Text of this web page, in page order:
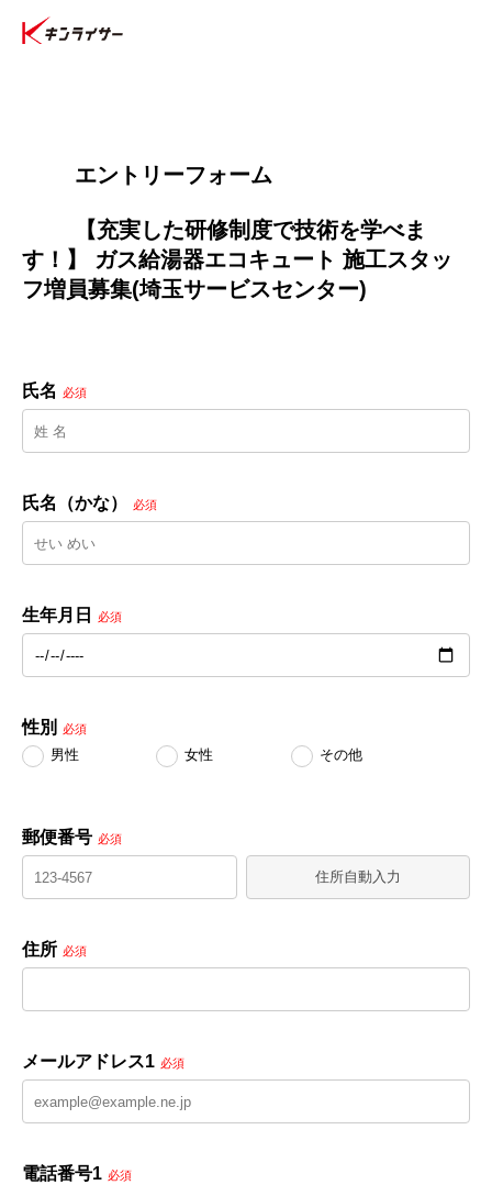
        エントリーフォーム
す！】 ガス給湯器エコキュート 施工スタッ
フ増員募集(埼玉サービスセンター)
氏名 必須
氏名（かな） 必須
生年月日 必須
性別 必須
男性 女性 その他
郵便番号 必須
住所自動入力
住所 必須
メールアドレス1 必須
電話番号1 必須